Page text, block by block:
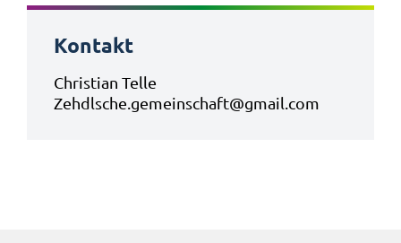
Kontakt
Christian Telle
Zehdlsche.gemeinschaft@gmail.com